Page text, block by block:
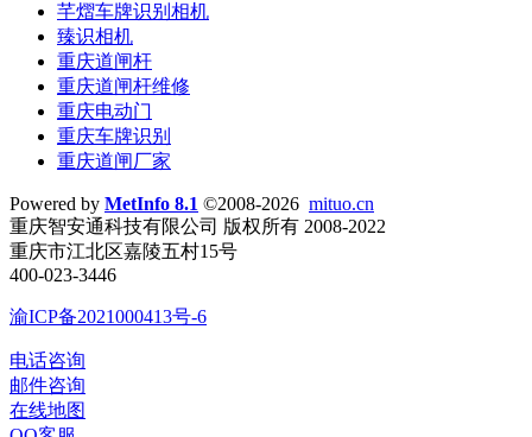
芊熠车牌识别相机
臻识相机
重庆道闸杆
重庆道闸杆维修
重庆电动门
重庆车牌识别
重庆道闸厂家
Powered by MetInfo 8.1 ©2008-2026 mituo.cn
重庆智安通科技有限公司 版权所有 2008-2022
重庆市江北区嘉陵五村15号
400-023-3446
渝ICP备2021000413号-6
电话咨询
邮件咨询
在线地图